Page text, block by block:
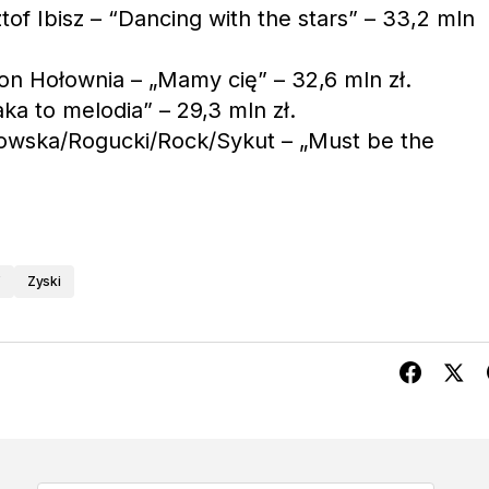
Ibisz – “Dancing with the stars” – 33,2 mln
Hołownia – „Mamy cię” – 32,6 mln zł.
to melodia” – 29,3 mln zł.
Rogucki/Rock/Sykut – „Must be the
Zyski